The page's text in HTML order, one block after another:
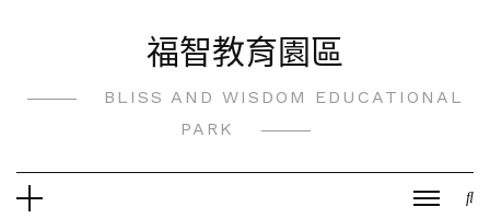
福智教育園區
BLISS AND WISDOM EDUCATIONAL
PARK